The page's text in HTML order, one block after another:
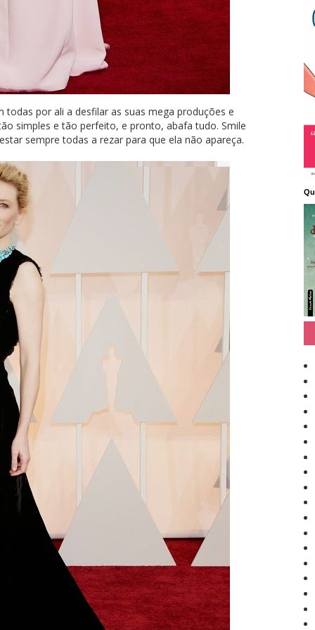
todas por ali a desfilar as suas mega produções e
simples e tão perfeito, e pronto, abafa tudo. Smile
sempre todas a rezar para que ela não apareça.